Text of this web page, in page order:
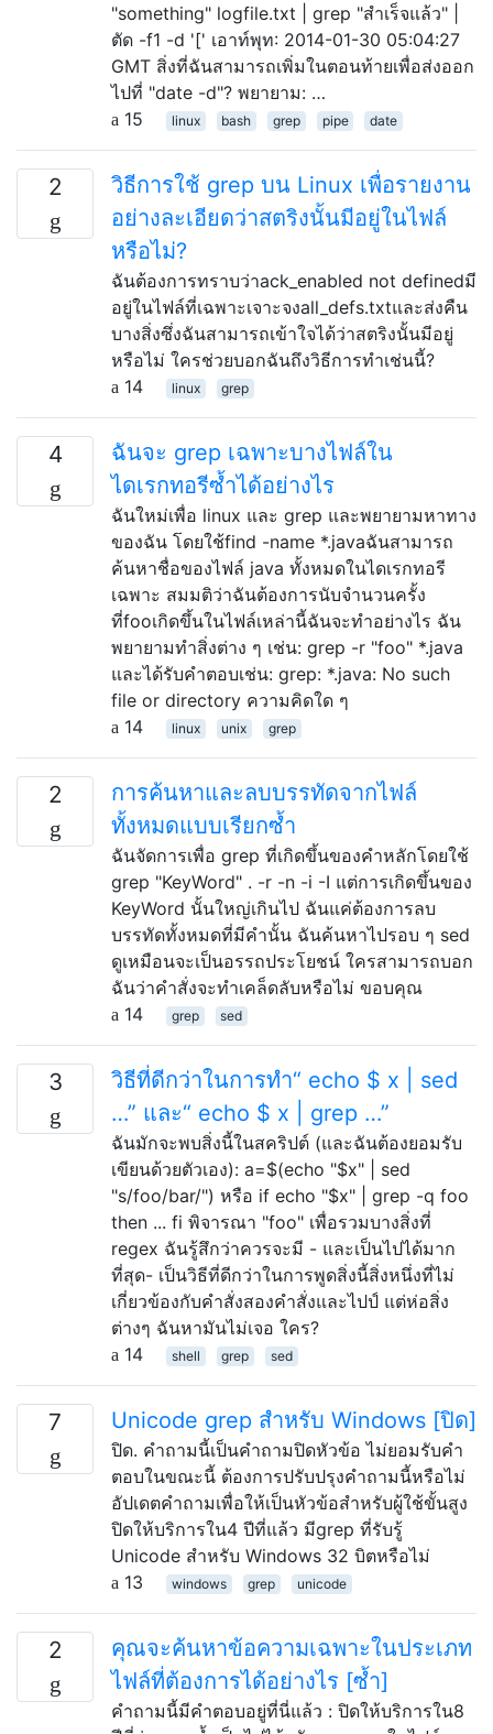
"something" logfile.txt | grep "สำเร็จแล้ว" |
ตัด -f1 -d '[' เอาท์พุท: 2014-01-30 05:04:27
GMT สิ่งที่ฉันสามารถเพิ่มในตอนท้ายเพื่อส่งออก
ไปที่ "date -d"? พยายาม: …
15
linux bash grep pipe date
2
วิธีการใช้ grep บน Linux เพื่อรายงาน
อย่างละเอียดว่าสตริงนั้นมีอยู่ในไฟล์
หรือไม่?
ฉันต้องการทราบว่าack_enabled not definedมี
อยู่ในไฟล์ที่เฉพาะเจาะจงall_defs.txtและส่งคืน
บางสิ่งซึ่งฉันสามารถเข้าใจได้ว่าสตริงนั้นมีอยู่
หรือไม่ ใครช่วยบอกฉันถึงวิธีการทำเช่นนี้?
14
linux grep
4
ฉันจะ grep เฉพาะบางไฟล์ใน
ไดเรกทอรีซ้ำได้อย่างไร
ฉันใหม่เพื่อ linux และ grep และพยายามหาทาง
ของฉัน โดยใช้find -name *.javaฉันสามารถ
ค้นหาชื่อของไฟล์ java ทั้งหมดในไดเรกทอรี
เฉพาะ สมมติว่าฉันต้องการนับจำนวนครั้ง
ที่fooเกิดขึ้นในไฟล์เหล่านี้ฉันจะทำอย่างไร ฉัน
พยายามทำสิ่งต่าง ๆ เช่น: grep -r "foo" *.java
และได้รับคำตอบเช่น: grep: *.java: No such
file or directory ความคิดใด ๆ
14
linux unix grep
2
การค้นหาและลบบรรทัดจากไฟล์
ทั้งหมดแบบเรียกซ้ำ
ฉันจัดการเพื่อ grep ที่เกิดขึ้นของคำหลักโดยใช้
grep "KeyWord" . -r -n -i -I แต่การเกิดขึ้นของ
KeyWord นั้นใหญ่เกินไป ฉันแค่ต้องการลบ
บรรทัดทั้งหมดที่มีคำนั้น ฉันค้นหาไปรอบ ๆ sed
ดูเหมือนจะเป็นอรรถประโยชน์ ใครสามารถบอก
ฉันว่าคำสั่งจะทำเคล็ดลับหรือไม่ ขอบคุณ
14
grep sed
3
วิธีที่ดีกว่าในการทำ“ echo $ x | sed
…” และ“ echo $ x | grep …”
ฉันมักจะพบสิ่งนี้ในสคริปต์ (และฉันต้องยอมรับ
เขียนด้วยตัวเอง): a=$(echo "$x" | sed
"s/foo/bar/") หรือ if echo "$x" | grep -q foo
then ... fi พิจารณา "foo" เพื่อรวมบางสิ่งที่
regex ฉันรู้สึกว่าควรจะมี - และเป็นไปได้มาก
ที่สุด- เป็นวิธีที่ดีกว่าในการพูดสิ่งนี้สิ่งหนึ่งที่ไม่
เกี่ยวข้องกับคำสั่งสองคำสั่งและไปป์ แต่ห่อสิ่ง
ต่างๆ ฉันหามันไม่เจอ ใคร?
14
shell grep sed
7 Unicode grep สำหรับ Windows [ปิด]
ปิด. คำถามนี้เป็นคำถามปิดหัวข้อ ไม่ยอมรับคำ
ตอบในขณะนี้ ต้องการปรับปรุงคำถามนี้หรือไม่
อัปเดตคำถามเพื่อให้เป็นหัวข้อสำหรับผู้ใช้ขั้นสูง
ปิดให้บริการใน4 ปีที่แล้ว มีgrep ที่รับรู้
Unicode สำหรับ Windows 32 บิตหรือไม่
13
windows grep unicode
2
คุณจะค้นหาข้อความเฉพาะในประเภท
ไฟล์ที่ต้องการได้อย่างไร [ซ้ำ]
คำถามนี้มีคำตอบอยู่ที่นี่แล้ว : ปิดให้บริการใน8